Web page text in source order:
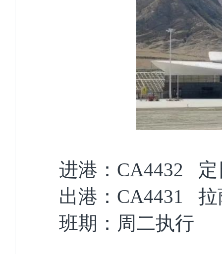
进港：CA4432
出港：CA4431
班期：周二执行